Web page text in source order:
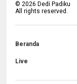
©2026 Dedi Padiku
All rights reserved.
Beranda
Live